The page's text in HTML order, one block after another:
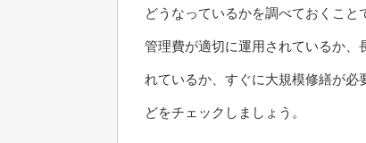
どうなっているかを調べておくこと
管理費が適切に運用されているか、
れているか、すぐに大規模修繕が必
どをチェックしましょう。